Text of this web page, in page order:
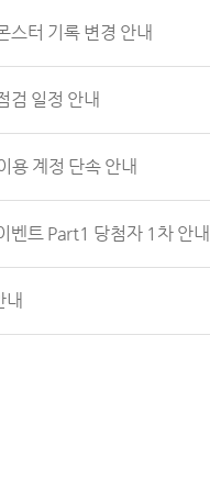
스터 기록 변경 안내
검 일정 안내
용 계정 단속 안내
벤트 Part1 당첨자 1차 안내
내